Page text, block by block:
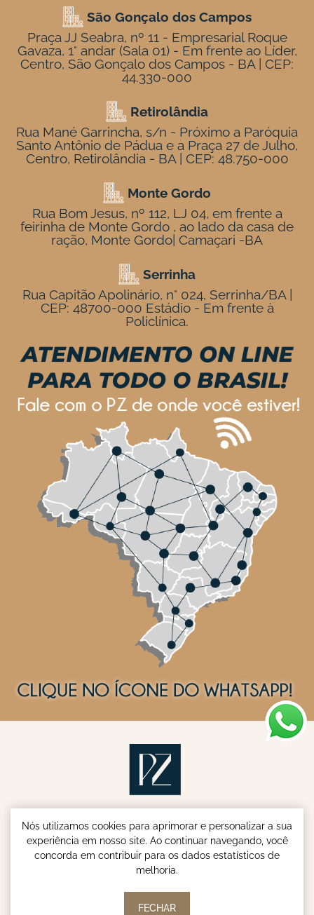
São Gonçalo dos Campos
Praça JJ Seabra, nº 11 - Empresarial Roque
Gavaza, 1° andar (Sala 01) - Em frente ao Líder,
Centro, São Gonçalo dos Campos - BA | CEP:
44.330-000
Retirolândia
Rua Mané Garrincha, s/n - Próximo a Paróquia
Santo Antônio de Pádua e a Praça 27 de Julho,
Centro, Retirolândia - BA | CEP: 48.750-000
Monte Gordo
Rua Bom Jesus, nº 112, LJ 04, em frente a
feirinha de Monte Gordo , ao lado da casa de
ração, Monte Gordo| Camaçari -BA
Serrinha
Rua Capitão Apolinário, n° 024, Serrinha/BA |
CEP: 48700-000 Estádio - Em frente à
Policlínica.
Nós utilizamos cookies para aprimorar e personalizar a sua
experiência em nosso site. Ao continuar navegando, você
concorda em contribuir para os dados estatísticos de
melhoria.
FECHAR